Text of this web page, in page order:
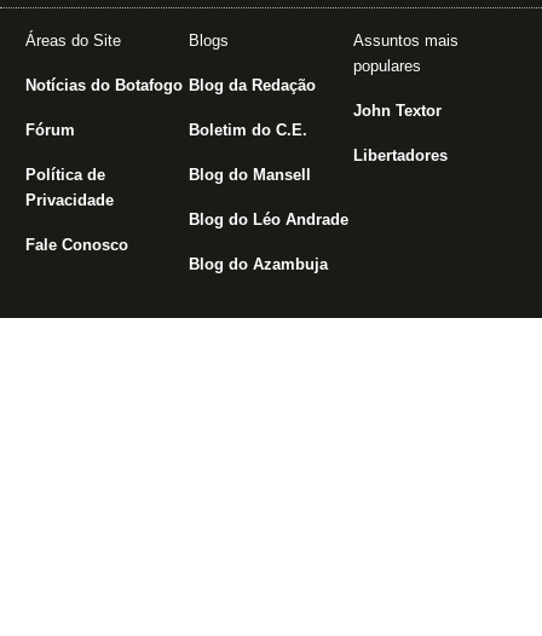
Áreas do Site
Notícias do Botafogo
Fórum
Política de
Privacidade
Fale Conosco
Blogs
Blog da Redação
Boletim do C.E.
Blog do Mansell
Blog do Léo Andrade
Blog do Azambuja
Assuntos mais
populares
John Textor
Libertadores